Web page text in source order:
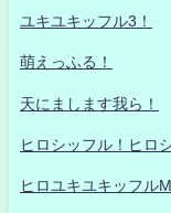
ユキユキッフル3！
萌えっふる！
天にまします我ら！
ヒロシッフル！ヒロ
ヒロユキユキッフル